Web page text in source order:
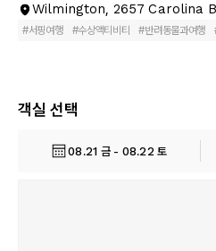
Wilmington, 2657 Carolina
#서핑여행 #수상액티비티 #반려동물과여행
객실 선택
08.21 금 - 08.22 토